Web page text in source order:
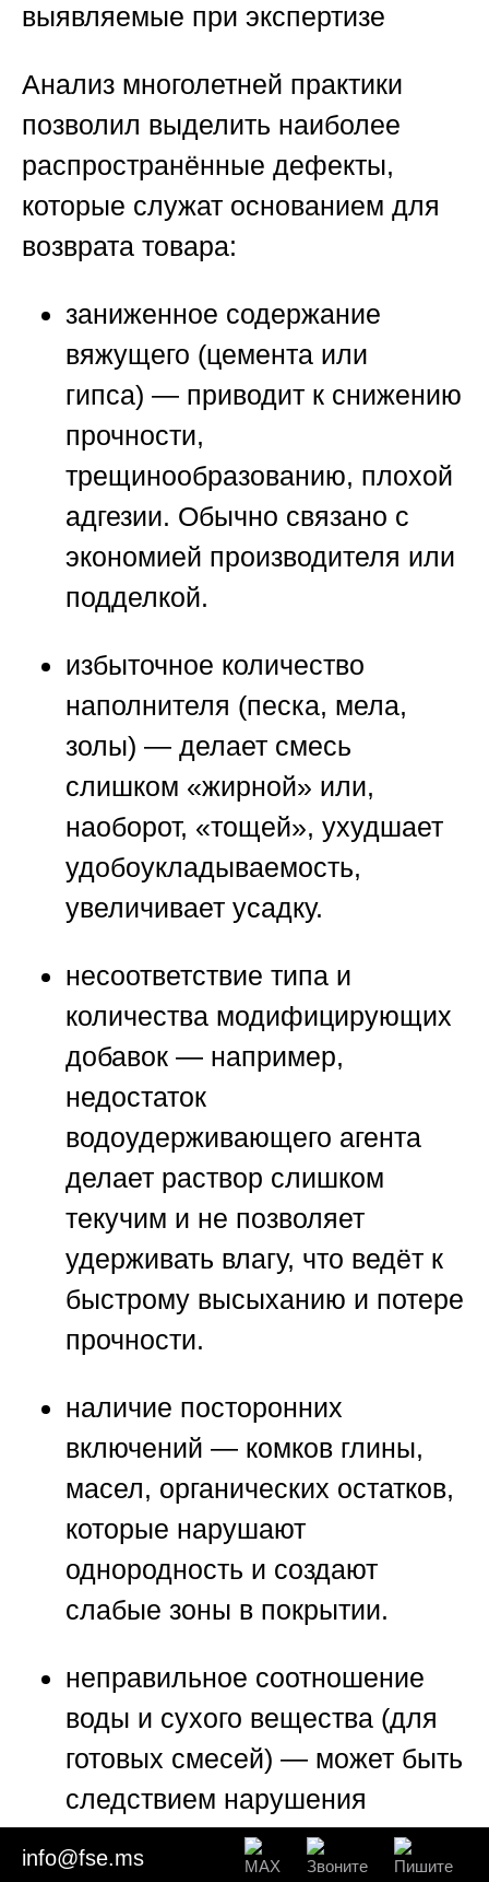
выявляемые при экспертизе
Анализ многолетней практики
позволил выделить наиболее
распространённые дефекты,
которые служат основанием для
возврата товара:
заниженное содержание
вяжущего (цемента или
гипса) — приводит к снижению
прочности,
трещинообразованию, плохой
адгезии. Обычно связано с
экономией производителя или
подделкой.
избыточное количество
наполнителя (песка, мела,
золы) — делает смесь
слишком «жирной» или,
наоборот, «тощей», ухудшает
удобоукладываемость,
увеличивает усадку.
несоответствие типа и
количества модифицирующих
добавок — например,
недостаток
водоудерживающего агента
делает раствор слишком
текучим и не позволяет
удерживать влагу, что ведёт к
быстрому высыханию и потере
прочности.
наличие посторонних
включений — комков глины,
масел, органических остатков,
которые нарушают
однородность и создают
слабые зоны в покрытии.
неправильное соотношение
воды и сухого вещества (для
готовых смесей) — может быть
следствием нарушения
рецептуры на заводе.
info@fse.ms